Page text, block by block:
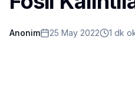
Film ve Dizi
Kültür ve Sanat
Anonim 25 May 2022 1 dk